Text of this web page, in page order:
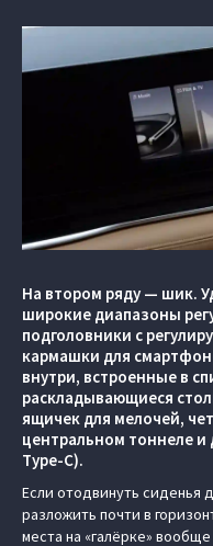
На втором ряду — шик.
широкие диапазоны
подголовники с
кармашки для
внутри, встроенные в
раскладывающиеся
ящичек для мелочей,
центральном тоннеле
Type-C).
Если отодвинуть сиденья
разложить почти в
места на «галёрке»